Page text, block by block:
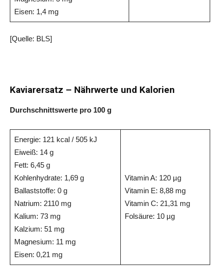
Eisen: 1,4 mg
[Quelle: BLS]
Kaviarersatz – Nährwerte und Kalorien
Durchschnittswerte pro 100 g
Energie: 121 kcal / 505 kJ
Eiweiß: 14 g
Fett: 6,45 g
Kohlenhydrate: 1,69 g
Ballaststoffe: 0 g
Natrium: 2110 mg
Kalium: 73 mg
Kalzium: 51 mg
Magnesium: 11 mg
Eisen: 0,21 mg
Vitamin A: 120 µg
Vitamin E: 8,88 mg
Vitamin C: 21,31 mg
Folsäure: 10 µg